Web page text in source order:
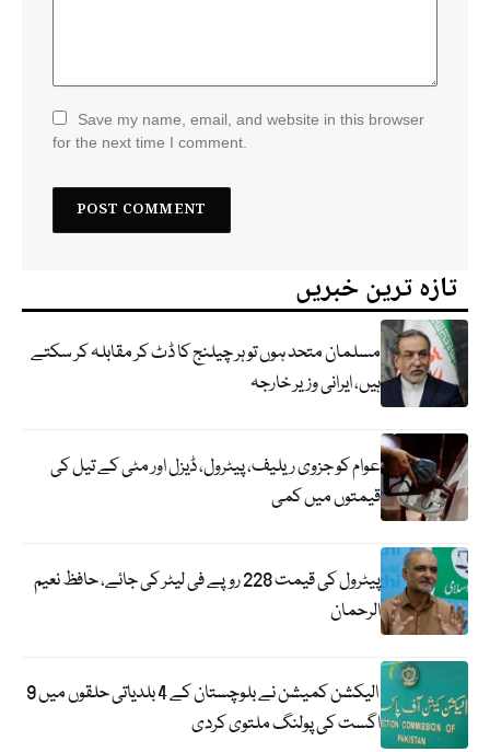
Save my name, email, and website in this browser
for the next time I comment.
تازہ ترین خبریں
مسلمان متحد ہوں تو ہر چیلنج کا ڈٹ کر مقابلہ کر سکتے
ہیں، ایرانی وزیر خارجہ
عوام کو جزوی ریلیف، پیٹرول، ڈیزل اور مٹی کے تیل کی
قیمتوں میں کمی
پیٹرول کی قیمت 228 روپے فی لیٹر کی جائے، حافظ نعیم
الرحمان
الیکشن کمیشن نے بلوچستان کے 4 بلدیاتی حلقوں میں 9
اگست کی پولنگ ملتوی کردی